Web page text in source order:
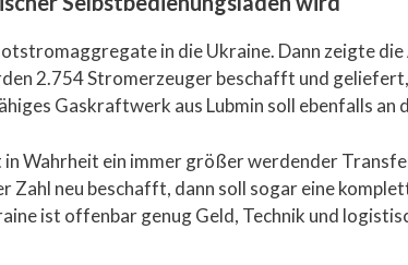
in die Ukraine. Dann zeigte
2.754 Stromerzeuger beschafft und
Gaskraftwerk aus Lubmin soll ebenfalls an
Wahrheit ein immer größer werdender
Zahl neu beschafft, dann soll sogar eine
ist offenbar genug Geld, Technik und